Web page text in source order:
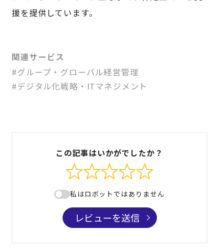
援を提供しています。
関連サービス
#グループ・グローバル経営管理
#デジタル化戦略・ITマネジメント
この記事はいかがでしたか？
私はロボットではありません
レビューを送信